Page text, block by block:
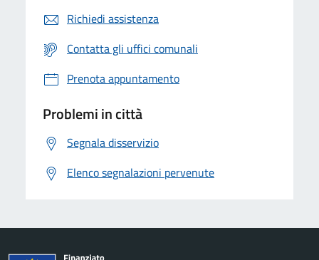
Richiedi assistenza
Contatta gli uffici comunali
Prenota appuntamento
Problemi in città
Segnala disservizio
Elenco segnalazioni pervenute